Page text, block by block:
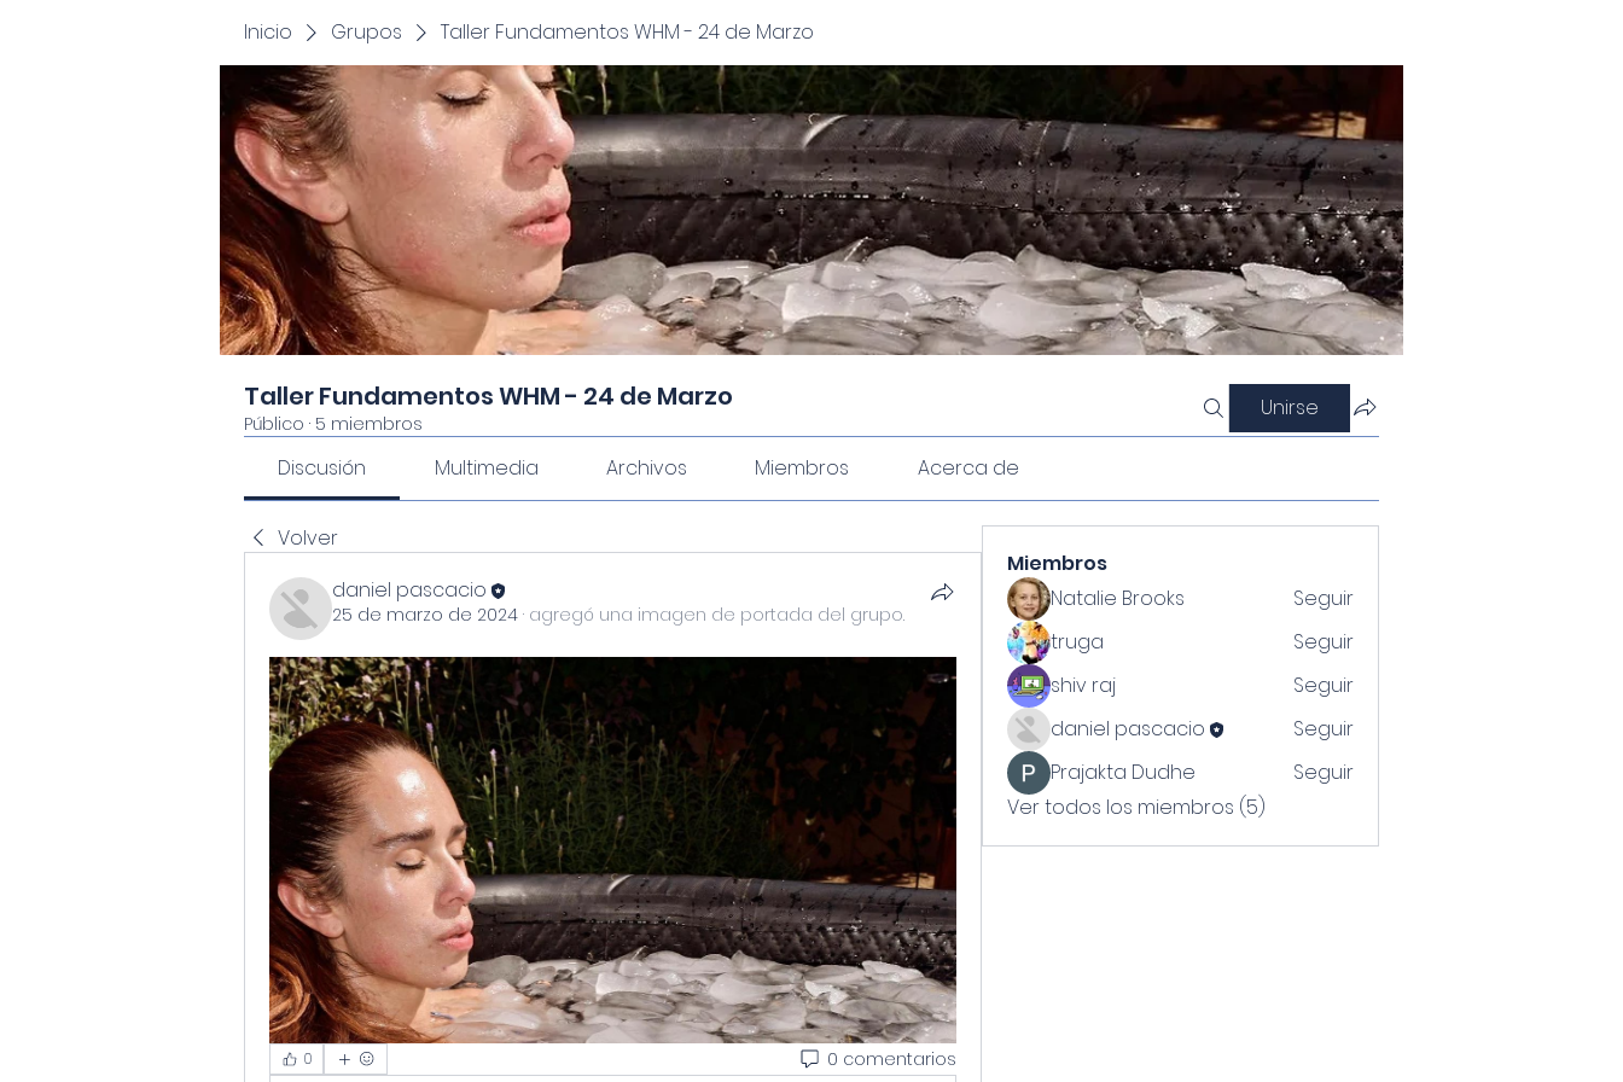
Inicio Grupos Taller Fundamentos WHM - 24 de Marzo
Taller Fundamentos WHM - 24 de Marzo
Público · 5 miembros
Unirse
Discusión Multimedia Archivos Miembros Acerca de
Volver
daniel pascacio
25 de marzo de 2024 · agregó una imagen de portada del grupo.
0 0 comentarios
Miembros
Natalie Brooks
Seguir
truga
Seguir
shiv raj
Seguir
daniel pascacio
Seguir
Prajakta Dudhe
Seguir
Ver todos los miembros (5)